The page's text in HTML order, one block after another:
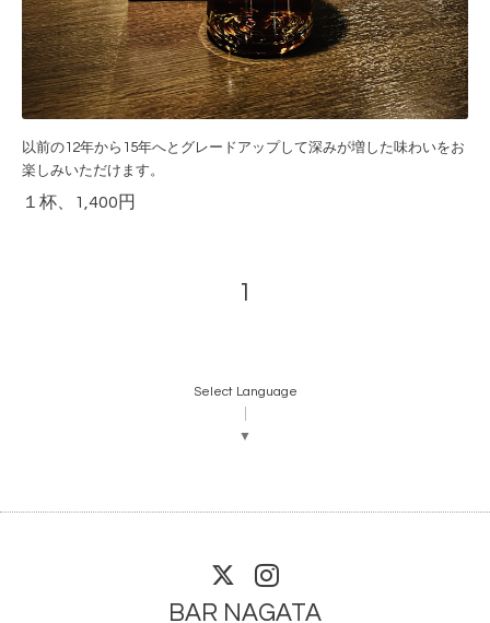
以前の12年から15年へとグレードアップして深みが増した味わいをお
楽しみいただけます。
１杯、1,400円
1
Select Language
▼
BAR NAGATA